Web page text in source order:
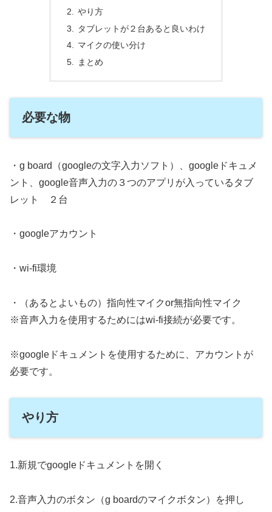
やり方
タブレットが２台あると良いわけ
マイクの使い分け
まとめ
必要な物
・g board（googleの文字入力ソフト）、googleドキュメ
ント、google音声入力の３つのアプリが入っているタブ
レット ２台
・googleアカウント
・wi-fi環境
・（あるとよいもの）指向性マイクor無指向性マイク
※音声入力を使用するためにはwi-fi接続が必要です。
※googleドキュメントを使用するために、アカウントが
必要です。
やり方
1.新規でgoogleドキュメントを開く
2.音声入力のボタン（g boardのマイクボタン）を押し